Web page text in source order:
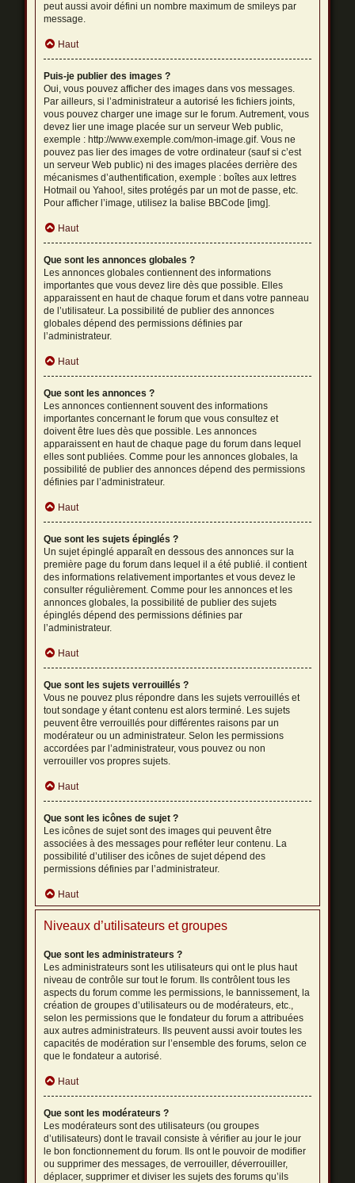
peut aussi avoir défini un nombre maximum de smileys par
message.
Haut
Puis-je publier des images ?
Oui, vous pouvez afficher des images dans vos messages.
Par ailleurs, si l’administrateur a autorisé les fichiers joints,
vous pouvez charger une image sur le forum. Autrement, vous
devez lier une image placée sur un serveur Web public,
exemple : http://www.exemple.com/mon-image.gif. Vous ne
pouvez pas lier des images de votre ordinateur (sauf si c’est
un serveur Web public) ni des images placées derrière des
mécanismes d’authentification, exemple : boîtes aux lettres
Hotmail ou Yahoo!, sites protégés par un mot de passe, etc.
Pour afficher l’image, utilisez la balise BBCode [img].
Haut
Que sont les annonces globales ?
Les annonces globales contiennent des informations
importantes que vous devez lire dès que possible. Elles
apparaissent en haut de chaque forum et dans votre panneau
de l’utilisateur. La possibilité de publier des annonces
globales dépend des permissions définies par
l’administrateur.
Haut
Que sont les annonces ?
Les annonces contiennent souvent des informations
importantes concernant le forum que vous consultez et
doivent être lues dès que possible. Les annonces
apparaissent en haut de chaque page du forum dans lequel
elles sont publiées. Comme pour les annonces globales, la
possibilité de publier des annonces dépend des permissions
définies par l’administrateur.
Haut
Que sont les sujets épinglés ?
Un sujet épinglé apparaît en dessous des annonces sur la
première page du forum dans lequel il a été publié. il contient
des informations relativement importantes et vous devez le
consulter régulièrement. Comme pour les annonces et les
annonces globales, la possibilité de publier des sujets
épinglés dépend des permissions définies par
l’administrateur.
Haut
Que sont les sujets verrouillés ?
Vous ne pouvez plus répondre dans les sujets verrouillés et
tout sondage y étant contenu est alors terminé. Les sujets
peuvent être verrouillés pour différentes raisons par un
modérateur ou un administrateur. Selon les permissions
accordées par l’administrateur, vous pouvez ou non
verrouiller vos propres sujets.
Haut
Que sont les icônes de sujet ?
Les icônes de sujet sont des images qui peuvent être
associées à des messages pour refléter leur contenu. La
possibilité d’utiliser des icônes de sujet dépend des
permissions définies par l’administrateur.
Haut
Niveaux d’utilisateurs et groupes
Que sont les administrateurs ?
Les administrateurs sont les utilisateurs qui ont le plus haut
niveau de contrôle sur tout le forum. Ils contrôlent tous les
aspects du forum comme les permissions, le bannissement, la
création de groupes d’utilisateurs ou de modérateurs, etc.,
selon les permissions que le fondateur du forum a attribuées
aux autres administrateurs. Ils peuvent aussi avoir toutes les
capacités de modération sur l’ensemble des forums, selon ce
que le fondateur a autorisé.
Haut
Que sont les modérateurs ?
Les modérateurs sont des utilisateurs (ou groupes
d’utilisateurs) dont le travail consiste à vérifier au jour le jour
le bon fonctionnement du forum. Ils ont le pouvoir de modifier
ou supprimer des messages, de verrouiller, déverrouiller,
déplacer, supprimer et diviser les sujets des forums qu’ils